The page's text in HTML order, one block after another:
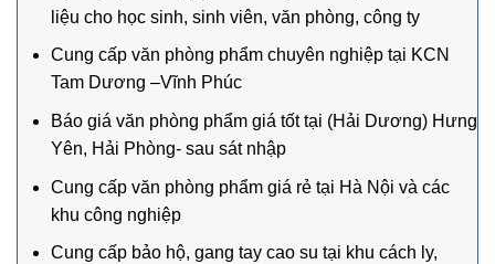
liệu cho học sinh, sinh viên, văn phòng, công ty
Cung cấp văn phòng phẩm chuyên nghiệp tại KCN
Tam Dương –Vĩnh Phúc
Báo giá văn phòng phẩm giá tốt tại (Hải Dương) Hưng
Yên, Hải Phòng- sau sát nhập
Cung cấp văn phòng phẩm giá rẻ tại Hà Nội và các
khu công nghiệp
Cung cấp bảo hộ, gang tay cao su tại khu cách ly,